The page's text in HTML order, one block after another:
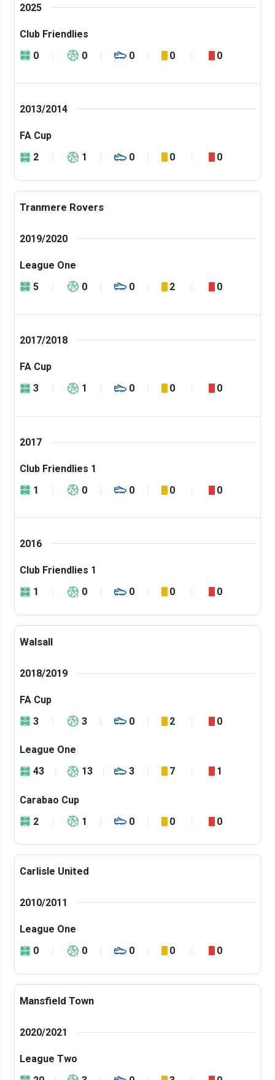
2025
Club Friendlies
0
0 0 0 0
2013/2014
FA Cup
2
1 0 0 0
Tranmere Rovers
2019/2020
League One
5
0 0 2 0
2017/2018
FA Cup
3
1 0 0 0
2017
Club Friendlies 1
1
0 0 0 0
2016
Club Friendlies 1
1
0 0 0 0
Walsall
2018/2019
FA Cup
3
3 0 2 0
League One
43
13 3 7 1
Carabao Cup
2
1 0 0 0
Carlisle United
2010/2011
League One
0
0 0 0 0
Mansfield Town
2020/2021
League Two